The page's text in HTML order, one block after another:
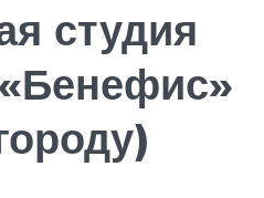
студия